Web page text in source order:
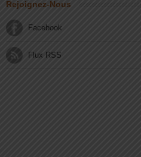
Rejoignez-Nous
Facebook
Flux RSS